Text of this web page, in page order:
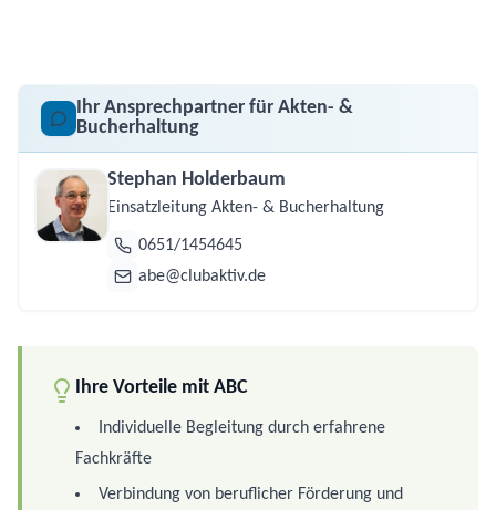
Ihr Ansprechpartner für Akten- &
Bucherhaltung
Stephan Holderbaum
Einsatzleitung Akten- & Bucherhaltung
0651/1454645
abe@clubaktiv.de
Ihre Vorteile mit ABC
Individuelle Begleitung durch erfahrene
Fachkräfte
Verbindung von beruflicher Förderung und